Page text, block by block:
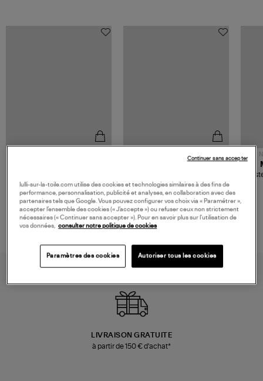
480,00 €
Champagne
NOUVELLE COLLECTION
189,00 €
Mousse
LIVRAISON GRATUITE
à partir de 150 € d'achat*
lulli-sur-la-toile.com utilise des cookies et technologies similaires à des fins de
performance, personnalisation, publicité et analyses, en collaboration avec des
partenaires tels que Google. Vous pouvez configurer vos choix via « Paramétrer »,
accepter l’ensemble des cookies (« J’accepte ») ou refuser ceux non strictement
nécessaires (« Continuer sans accepter »). Pour en savoir plus sur l’utilisation de
vos données, consulter notre politique de cookies
Paramètres des cookies Autoriser tous les cookies
Continuer sans accepter